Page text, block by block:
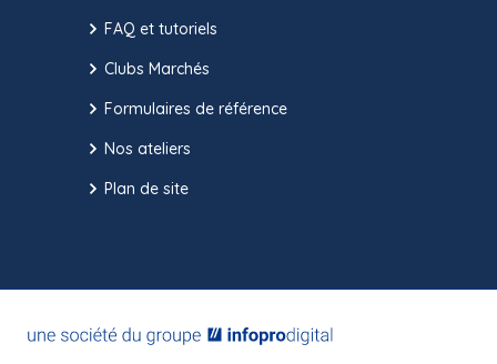
FAQ et tutoriels
Clubs Marchés
Formulaires de référence
Nos ateliers
Plan de site